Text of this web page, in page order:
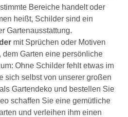
Bereiche handelt oder
heißt, Schilder sind ein
Gartenausstattung.
mit Sprüchen oder Motiven
dem Garten eine persönliche
Ohne Schilder fehlt etwas im
sich selbst von unserer großen
Gartendeko und bestellen Sie
schaffen Sie eine gemütliche
und verleihen ihm einen